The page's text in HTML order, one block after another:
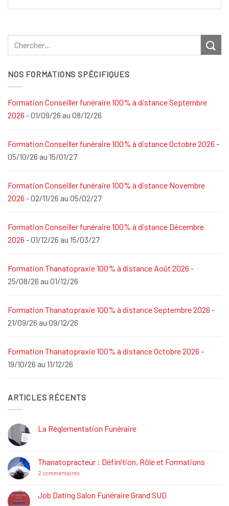
NOS FORMATIONS SPÉCIFIQUES
Formation Conseiller funéraire 100% à distance Septembre
2026 - 01/09/26 au 08/12/26
Formation Conseiller funéraire 100% à distance Octobre 2026 -
05/10/26 au 15/01/27
Formation Conseiller funéraire 100% à distance Novembre
2026 - 02/11/26 au 05/02/27
Formation Conseiller funéraire 100% à distance Décembre
2026 - 01/12/26 au 15/03/27
Formation Thanatopraxie 100% à distance Août 2026 -
25/08/26 au 01/12/26
Formation Thanatopraxie 100% à distance Septembre 2026 -
21/09/26 au 09/12/26
Formation Thanatopraxie 100% à distance Octobre 2026 -
19/10/26 au 11/12/26
ARTICLES RÉCENTS
La Réglementation Funéraire
La
Réglementation
Funéraire
Thanatopracteur : Définition, Rôle et Formations
2 commentairessur
Définition,
Rôle
Job Dating Salon Funéraire Grand SUD